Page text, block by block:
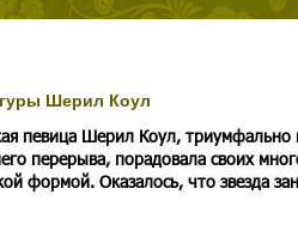
Шерил Коул
певица Шерил Коул,
перерыва, порадовала своих
формой. Оказалось, что звезда